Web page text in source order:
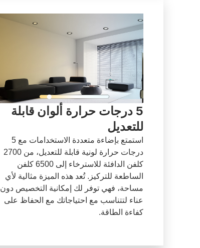
5 درجات حرارة ألوان قابلة
للتعديل
استمتع بإضاءة متعددة الاستخدامات مع 5
درجات حرارة لونية قابلة للتعديل، من 2700
كلفن الدافئة للاسترخاء إلى 6500 كلفن
الساطعة للتركيز. تُعد هذه الميزة مثالية لأي
مساحة، فهي توفر لك إمكانية التخصيص دون
عناء لتتناسب مع احتياجاتك مع الحفاظ على
كفاءة الطاقة.